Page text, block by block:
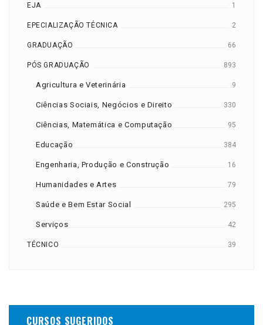
EJA 1
EPECIALIZAÇÃO TÉCNICA 2
GRADUAÇÃO 66
PÓS GRADUAÇÃO 893
Agricultura e Veterinária 9
Ciências Sociais, Negócios e Direito 330
Ciências, Matemática e Computação 95
Educação 384
Engenharia, Produção e Construção 16
Humanidades e Artes 79
Saúde e Bem Estar Social 295
Serviços 42
TÉCNICO 39
CURSOS SUGERIDOS